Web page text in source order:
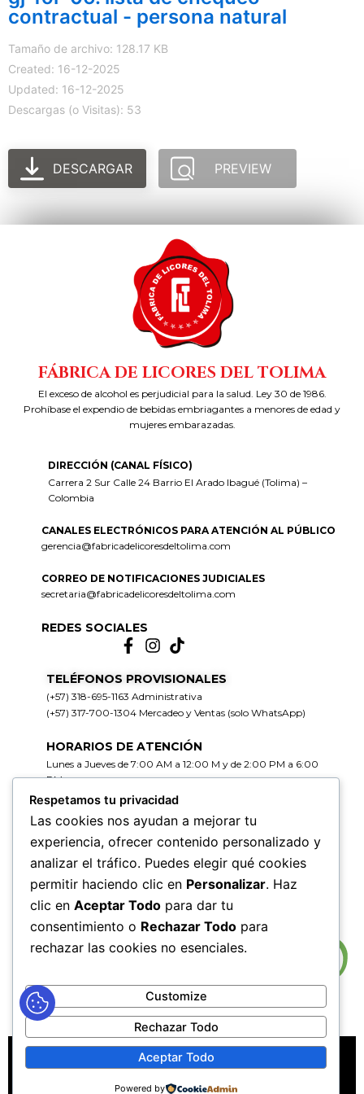
contractual - persona natural
Tamaño de archivo: 128.17 KB
Created: 16-12-2025
Updated: 16-12-2025
Descargas (o Visitas): 53
DESCARGAR PREVIEW
FÁBRICA DE LICORES DEL TOLIMA
El exceso de alcohol es perjudicial para la salud. Ley 30 de 1986.
Prohíbase el expendio de bebidas embriagantes a menores de edad y
mujeres embarazadas.
DIRECCIÓN (CANAL FÍSICO)
Carrera 2 Sur Calle 24 Barrio El Arado Ibagué (Tolima) –
Colombia
CANALES ELECTRÓNICOS PARA ATENCIÓN AL PÚBLICO
gerencia@fabricadelicoresdeltolima.com
CORREO DE NOTIFICACIONES JUDICIALES
secretaria@fabricadelicoresdeltolima.com
REDES SOCIALES
TELÉFONOS PROVISIONALES
(+57) 318-695-1163 Administrativa
(+57) 317-700-1304 Mercadeo y Ventas (solo WhatsApp)
HORARIOS DE ATENCIÓN
Lunes a Jueves de 7:00 AM a 12:00 M y de 2:00 PM a 6:00
PM
Viernes de 7:00 AM a 12:00 M y de 2:00 PM a 5:00 PM
HORARIOS DE RADICACIÓN DE
CORRESPONDENCIA
Lunes a Jueves de 7:30 AM a 11:30 AM y de 2:00 PM a 5:00
PM
Viernes de 7:30 AM a 11:30 PM y de 2:00 PM a 4:00 PM
MAPA DEL SITIOPOLÍTICAS DE PRIVACIDAD
POLÍTICAS DE DERECHOS DE AUTOR
Respetamos tu privacidad
Las cookies nos ayudan a mejorar tu
experiencia, ofrecer contenido personalizado y
analizar el tráfico. Puedes elegir qué cookies
permitir haciendo clic en Personalizar. Haz
clic en Aceptar Todo para dar tu
consentimiento o Rechazar Todo para
rechazar las cookies no esenciales.
Customize
Rechazar Todo
Aceptar Todo
Powered by